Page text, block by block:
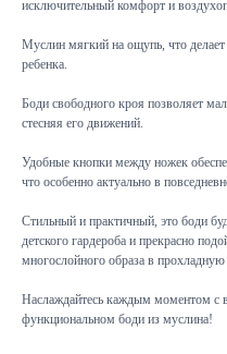
исключительный комфорт и
Муслин мягкий на ощупь, что
ребенка.
Боди свободного кроя позволяет
стесняя его движений.
Удобные кнопки между ножек
что особенно актуально в
Стильный и практичный, это боди
детского гардероба и прекрасно
многослойного образа в прохладную
Наслаждайтесь каждым моментом
функциональном боди из муслина!